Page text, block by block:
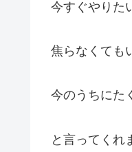
今すぐやりた
焦らなくても
今のうちにた
と言ってくれ